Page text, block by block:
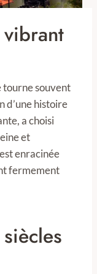
tourne souvent
d’une histoire
a choisi
et
enracinée
fermement